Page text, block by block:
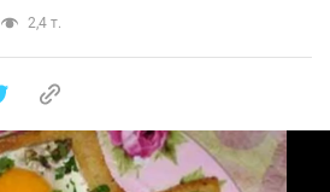
2,4 т.